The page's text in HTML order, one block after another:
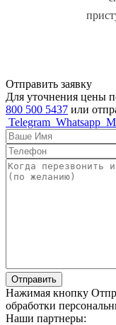
Отправить заявку
Для уточнения цены
800 500 5437 или
Telegram Whatsapp
Отправить
Нажимая кнопку
обработки
Наши партнеры: